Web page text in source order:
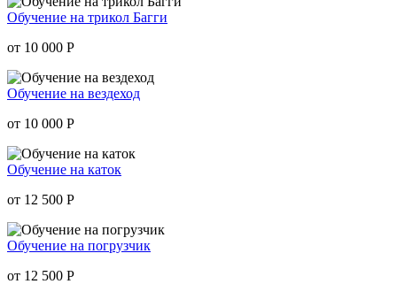
Обучение на трикол Багги
от 10 000 Р
Обучение на вездеход
от 10 000 Р
Обучение на каток
от 12 500 Р
Обучение на погрузчик
от 12 500 Р